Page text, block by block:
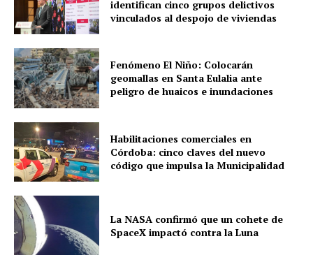
identifican cinco grupos delictivos
vinculados al despojo de viviendas
Fenómeno El Niño: Colocarán
geomallas en Santa Eulalia ante
peligro de huaicos e inundaciones
Habilitaciones comerciales en
Córdoba: cinco claves del nuevo
código que impulsa la Municipalidad
La NASA confirmó que un cohete de
SpaceX impactó contra la Luna